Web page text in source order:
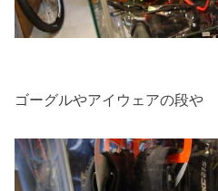
ゴーグルやアイウェアの段や